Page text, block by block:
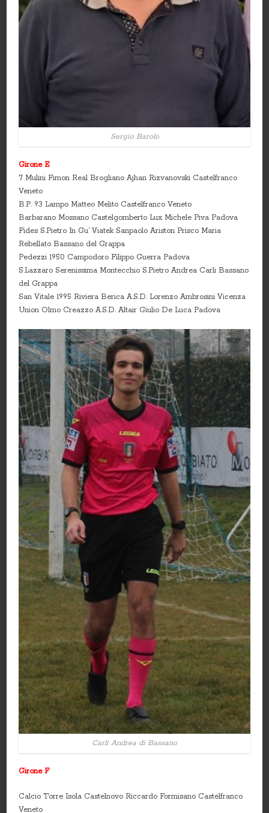
Sergio Barolo
Girone E
7 Mulini Fimon Real Brogliano Ajhan Rizvanovski Castelfranco
Veneto
B.P. 93 Lampo Matteo Melito Castelfranco Veneto
Barbarano Mossano Castelgomberto Lux Michele Piva Padova
Fides S.Pietro In Gu’ Viatek Sanpaolo Ariston Prisco Maria
Rebellato Bassano del Grappa
Pedezzi 1950 Campodoro Filippo Guerra Padova
S.Lazzaro Serenissima Montecchio S.Pietro Andrea Carli Bassano
del Grappa
San Vitale 1995 Riviera Berica A.S.D. Lorenzo Ambrosini Vicenza
Union Olmo Creazzo A.S.D. Altair Giulio De Luca Padova
Carli Andrea di Bassano
Girone F
Calcio Torre Isola Castelnovo Riccardo Formisano Castelfranco
Veneto